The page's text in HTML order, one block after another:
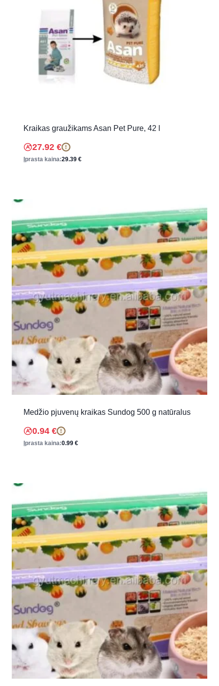
Kraikas graužikams Asan Pet Pure, 42 l
27.92 € !
Įprasta kaina:29.39 €
Medžio pjuvenų kraikas Sundog 500 g natūralus
0.94 € !
Įprasta kaina:0.99 €